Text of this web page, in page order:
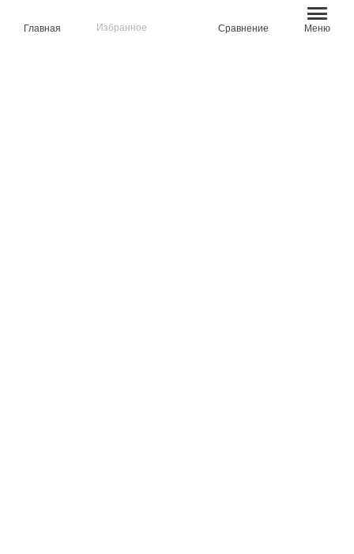
ПОЛУБОТИНКИ
Главная Избранное Сравнение Меню